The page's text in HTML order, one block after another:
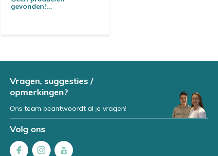
gevonden!...
Vragen, suggesties /
opmerkingen?
Ons team beantwoordt al je vragen!
Volg ons